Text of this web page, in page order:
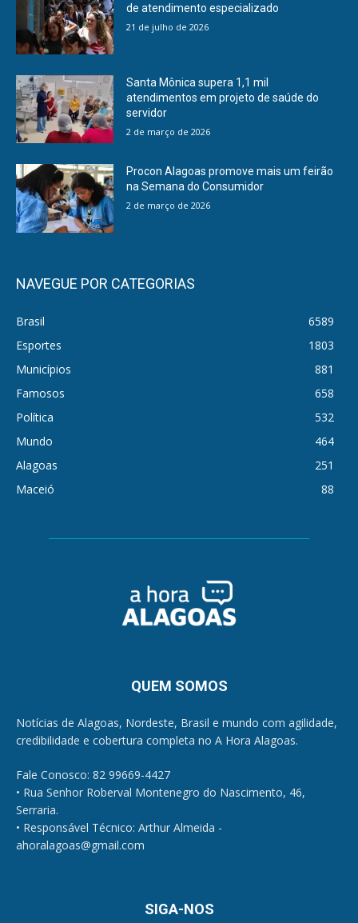
de atendimento especializado
21 de julho de 2026
Santa Mônica supera 1,1 mil
atendimentos em projeto de saúde do
servidor
2 de março de 2026
Procon Alagoas promove mais um feirão
na Semana do Consumidor
2 de março de 2026
NAVEGUE POR CATEGORIAS
Brasil
6589
Esportes
1803
Municípios
881
Famosos
658
Política
532
Mundo
464
Alagoas
251
Maceió
88
QUEM SOMOS
Notícias de Alagoas, Nordeste, Brasil e mundo com agilidade,
credibilidade e cobertura completa no A Hora Alagoas.
Fale Conosco: 82 99669-4427
• Rua Senhor Roberval Montenegro do Nascimento, 46,
Serraria.
• Responsável Técnico: Arthur Almeida -
ahoralagoas@gmail.com
SIGA-NOS